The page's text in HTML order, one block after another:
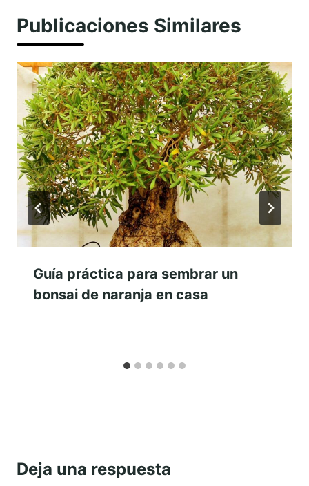
Publicaciones Similares
Guía práctica para sembrar un
bonsai de naranja en casa
Deja una respuesta